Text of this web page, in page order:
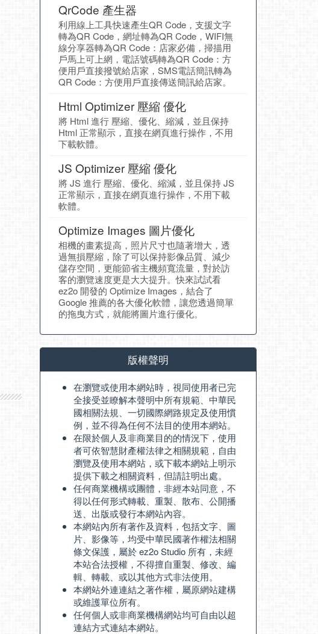
QrCode 產生器
利用線上工具快速產生QR Code，支援文字
轉為QR Code，網址轉為QR Code，WIFI無
線分享器轉為QR Code：店家必備，掃描用
戶馬上可上網，電話號碼轉為QR Code：方
便用戶直接撥號給店家，SMS電話簡訊轉為
QR Code：方便用戶直接傳送簡訊給店家。
Html Optimizer 壓縮 優化
將 Html 進行 壓縮、優化、縮減，並且保持
Html 正常顯示，直接在網頁進行操作，不用
下載軟體。
JS Optimizer 壓縮 優化
將 JS 進行 壓縮、優化、縮減，並且保持 JS
正常顯示，直接在網頁進行操作，不用下載
軟體。
Optimize Images 圖片優化
相機的畫素提高，照片尺寸也隨著增大，透
過無損壓縮，除了可以保持影像品質、減少
儲存空間，更能節省主機頻寬流量，對於訪
客的瀏覽速度更是大大提升。快來試試看
ez2o 開發的 Optimize Images，結合了
Google 推薦的各大優化軟體，讓您透過簡單
的拖曳方式，就能將圖片進行優化。
版權聲明
在瀏覽或使用本網站時，視同使用者已完
全接受並瞭解本聲明中所有規範、中華民
國相關法規、一切國際網路規定及使用慣
例，並不得為任何不法目的使用本網站。
在限於個人及非商業目的的情況下，使用
者可依智慧財產權法律之相關規範，自由
瀏覽及使用本網站，或下載本網站上明示
提供下載之相關資料，但請註明出處。
任何商業機構或團體，非經本站同意，不
得以任何形式轉載、重製、散布、公開播
送、出版或發行本網站內容。
本網站內所有著作及資料，包括文字、圖
片、影像等，均受中華民國著作權法相關
條文保護，屬於 ez2o Studio 所有，未經
本站合法授權，不得擅自重製、修改、編
輯、轉載、或以其他方式非法使用。
本網站外連連結之著作權，屬原網站建構
或維護單位所有。
任何個人或非商業機構網站均可自由以超
連結方式連結本網站。